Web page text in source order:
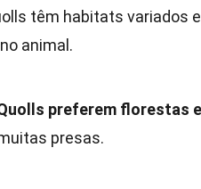
têm habitats variados
animal.
preferem florestas
presas.